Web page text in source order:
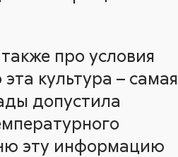
про условия
культура – самая
допустила
эту информацию